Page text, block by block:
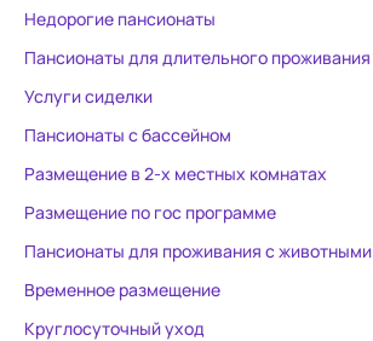
Недорогие пансионаты
Пансионаты для длительного проживания
Услуги сиделки
Пансионаты с бассейном
Размещение в 2-х местных комнатах
Размещение по гос программе
Пансионаты для проживания с животными
Временное размещение
Круглосуточный уход